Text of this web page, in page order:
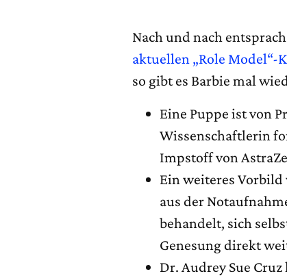
Nach und nach
aktuellen „Role Model“-
so gibt es Barbie mal
Eine Puppe ist von
Wissenschaftlerin
Impstoff von
Ein weiteres Vorbild
aus der
behandelt, sich
Genesung direkt
Dr. Audrey Sue